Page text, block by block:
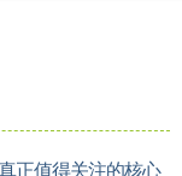
正值得关注的核心